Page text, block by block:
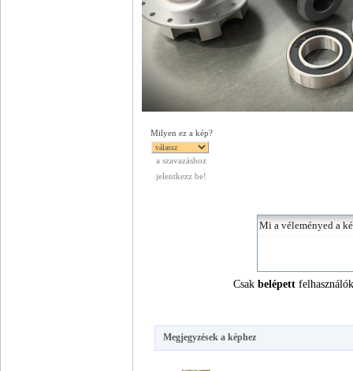
Milyen ez a kép?
a szavazáshoz
jelentkezz be!
Csakbelépett
Megjegyzések a képhez